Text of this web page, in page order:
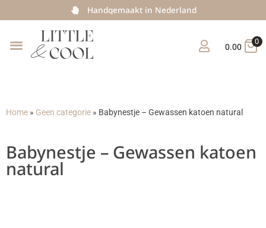
Handgemaakt in Nederland
0.00
0
Home » Geen categorie » Babynestje – Gewassen katoen natural
Babynestje – Gewassen katoen
natural